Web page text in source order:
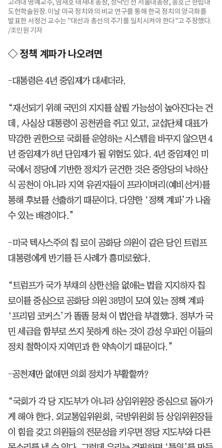
도헌학술원장. 이날 미국 정치와의 비교 연구를 통해 한국 정치의 양극화를
발표한 서정건 교수는 "대선과 총선의 주기를 일치시켜야 한다"고 주장했다.
/조인원 기자
◇ 정책 계파가 나오려면
-대통령은 4년 중임제가 대세더라.
“재선되기 위해 국민의 지지를 살필 가능성이 높아진다는 건
데, 사실상 대통령이 공천권을 쥐고 있고, 교섭단체 대표가
막강한 권한으로 국회를 운영하는 시스템을 바꾸지 않으면 4
년 중임제가 8년 단임제가 될 위험도 있다. 4년 중임제인 미
국에서 정당에 기반한 정치가 굳건한 것은 중앙당의 낙하산
식 공천이 아니라 지역 유권자들이 프라이머리(예비선거)를
통해 후보를 선출하기 때문이다. 다양한 ‘정책 계파’가 나올
수 있는 배경이다.”
-미국 텍사스주의 칩 로이 공화당 의원이 같은 당인 트럼프
대통령에게 반기를 든 사례가 흥미로웠다.
“트럼프가 국가 부채의 상한선을 없애는 법을 지지하자 칩
로이를 중심으로 공화당 의원 38명이 모여 있는 정책 계파
‘프리덤 코커스’가 똘똘 뭉쳐 이 법안을 부결했다. 정부가 국
민 세금을 함부로 쓰지 못하게 하는 것이 강성 우파인 이들의
정치 철학이자 지역민과 한 약속이기 때문이다.”
-공천제만 없애면 의회 정치가 부활할까?
“국회가 각 당 지도부가 아니라 상임위원장 중심으로 돌아가
게 해야 한다. 외교통일위원회, 국방위원회 등 상임위원장들
이 힘을 갖고 의원들의 전문성을 키우면 정당 지도부와 다른